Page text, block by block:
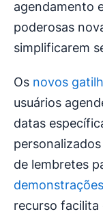
agendamento
poderosas
simplificarem
Os novos
usuários
datas
de lembretes
recurso facilita